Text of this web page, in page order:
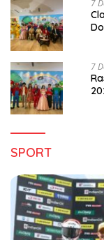
7
7
SPORT